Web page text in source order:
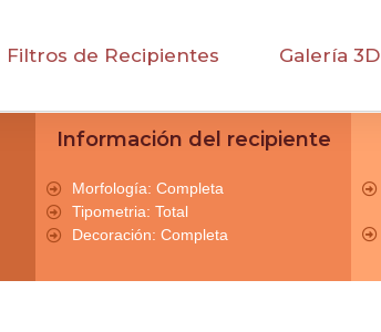
Filtros de Recipientes Galería 3D
Información del recipiente
Morfología: Completa
Tipometria: Total
Decoración: Completa